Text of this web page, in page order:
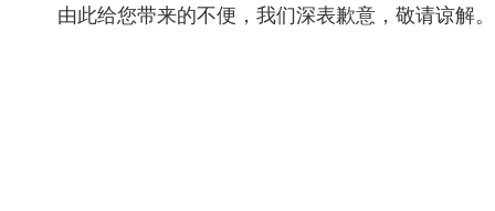
由此给您带来的不便，我们深表歉意，敬请谅解。